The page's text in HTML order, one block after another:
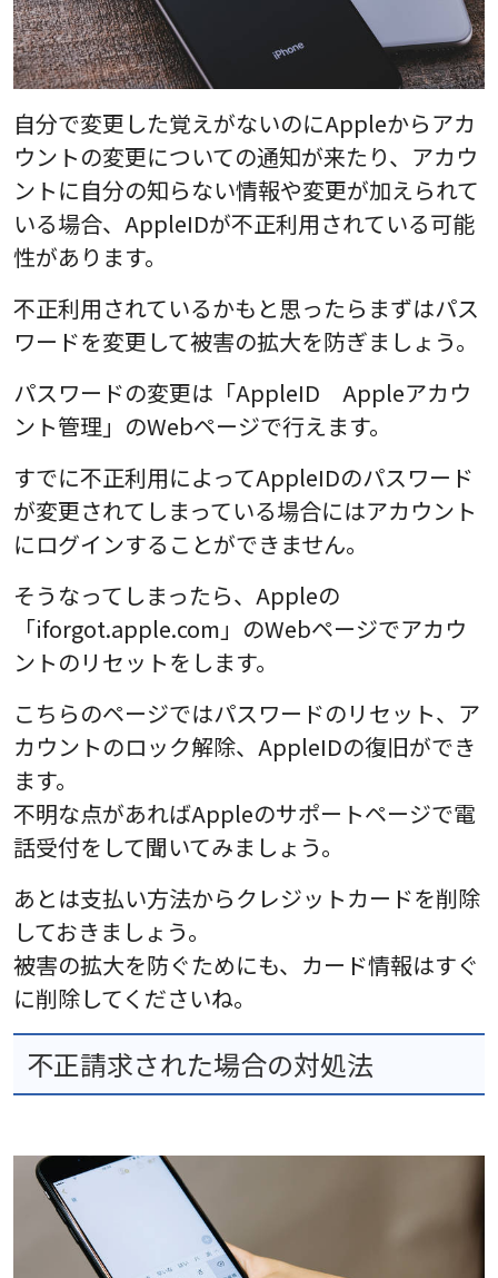
自分で変更した覚えがないのにAppleからアカ
ウントの変更についての通知が来たり、アカウ
ントに自分の知らない情報や変更が加えられて
いる場合、AppleIDが不正利用されている可能
性があります。
不正利用されているかもと思ったらまずはパス
ワードを変更して被害の拡大を防ぎましょう。
パスワードの変更は「AppleID Appleアカウ
ント管理」のWebページで行えます。
すでに不正利用によってAppleIDのパスワード
が変更されてしまっている場合にはアカウント
にログインすることができません。
そうなってしまったら、Appleの
「iforgot.apple.com」のWebページでアカウ
ントのリセットをします。
こちらのページではパスワードのリセット、ア
カウントのロック解除、AppleIDの復旧ができ
ます。
不明な点があればAppleのサポートページで電
話受付をして聞いてみましょう。
あとは支払い方法からクレジットカードを削除
しておきましょう。
被害の拡大を防ぐためにも、カード情報はすぐ
に削除してくださいね。
不正請求された場合の対処法